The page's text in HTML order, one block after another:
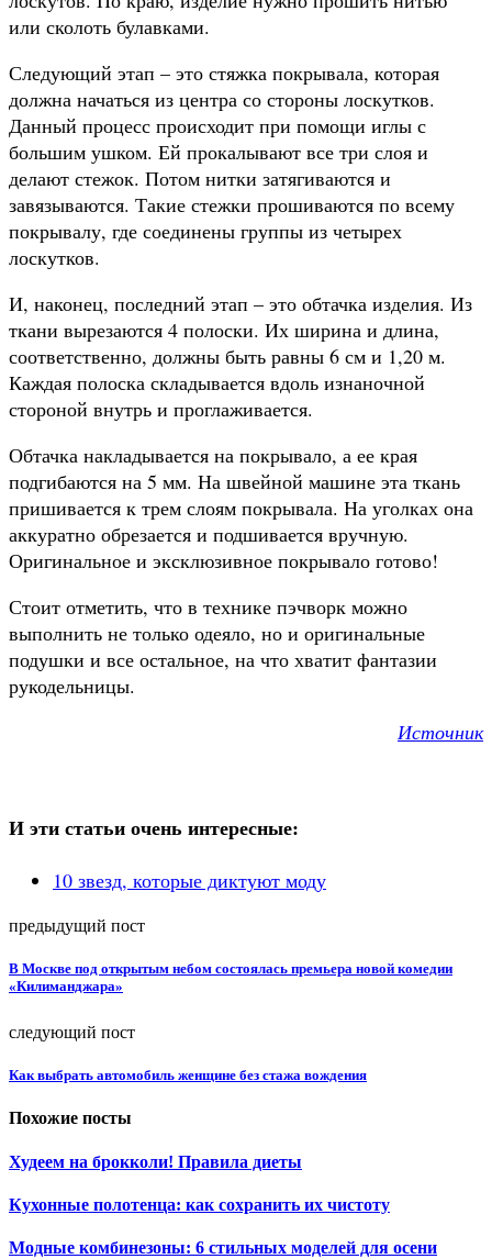
или сколоть булавками.
Следующий этап – это стяжка покрывала, которая
должна начаться из центра со стороны лоскутков.
Данный процесс происходит при помощи иглы с
большим ушком. Ей прокалывают все три слоя и
делают стежок. Потом нитки затягиваются и
завязываются. Такие стежки прошиваются по всему
покрывалу, где соединены группы из четырех
лоскутков.
И, наконец, последний этап – это обтачка изделия. Из
ткани вырезаются 4 полоски. Их ширина и длина,
соответственно, должны быть равны 6 см и 1,20 м.
Каждая полоска складывается вдоль изнаночной
стороной внутрь и проглаживается.
Обтачка накладывается на покрывало, а ее края
подгибаются на 5 мм. На швейной машине эта ткань
пришивается к трем слоям покрывала. На уголках она
аккуратно обрезается и подшивается вручную.
Оригинальное и эксклюзивное покрывало готово!
Стоит отметить, что в технике пэчворк можно
выполнить не только одеяло, но и оригинальные
подушки и все остальное, на что хватит фантазии
рукодельницы.
Источник
И эти статьи очень интересные:
10 звезд, которые диктуют моду
предыдущий пост
В Москве под открытым небом состоялась премьера новой комедии
«Килиманджара»
следующий пост
Как выбрать автомобиль женщине без стажа вождения
Похожие посты
Худеем на брокколи! Правила диеты
Кухонные полотенца: как сохранить их чистоту
Модные комбинезоны: 6 стильных моделей для осени